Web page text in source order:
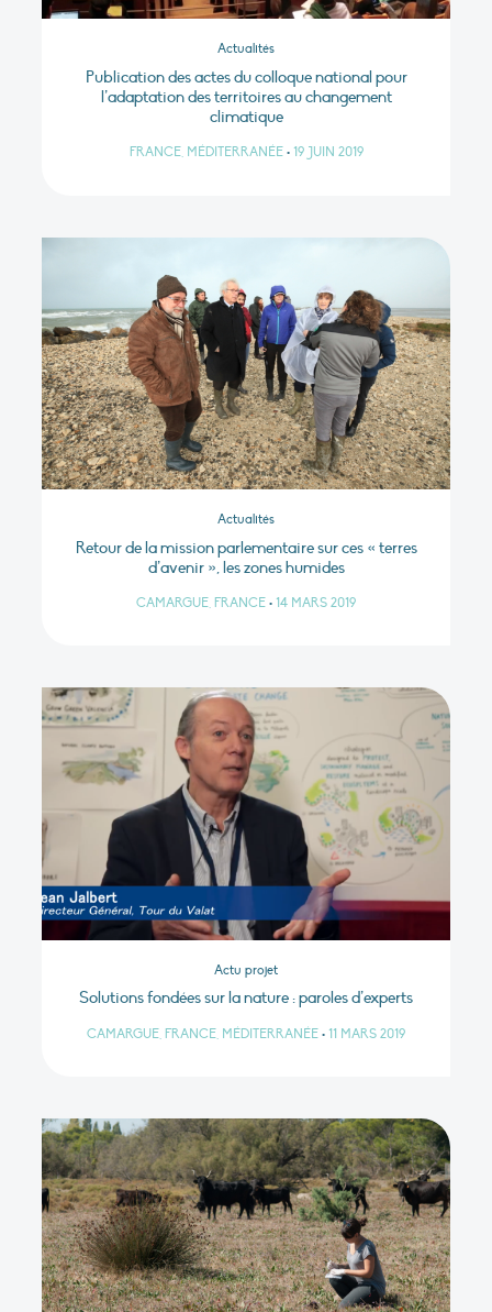
Actualités
Publication des actes du colloque national pour
l’adaptation des territoires au changement
climatique
FRANCE, MÉDITERRANÉE • 19 JUIN 2019
Actualités
Retour de la mission parlementaire sur ces « terres
d’avenir », les zones humides
CAMARGUE, FRANCE • 14 MARS 2019
Actu projet
Solutions fondées sur la nature : paroles d’experts
CAMARGUE, FRANCE, MÉDITERRANÉE • 11 MARS 2019